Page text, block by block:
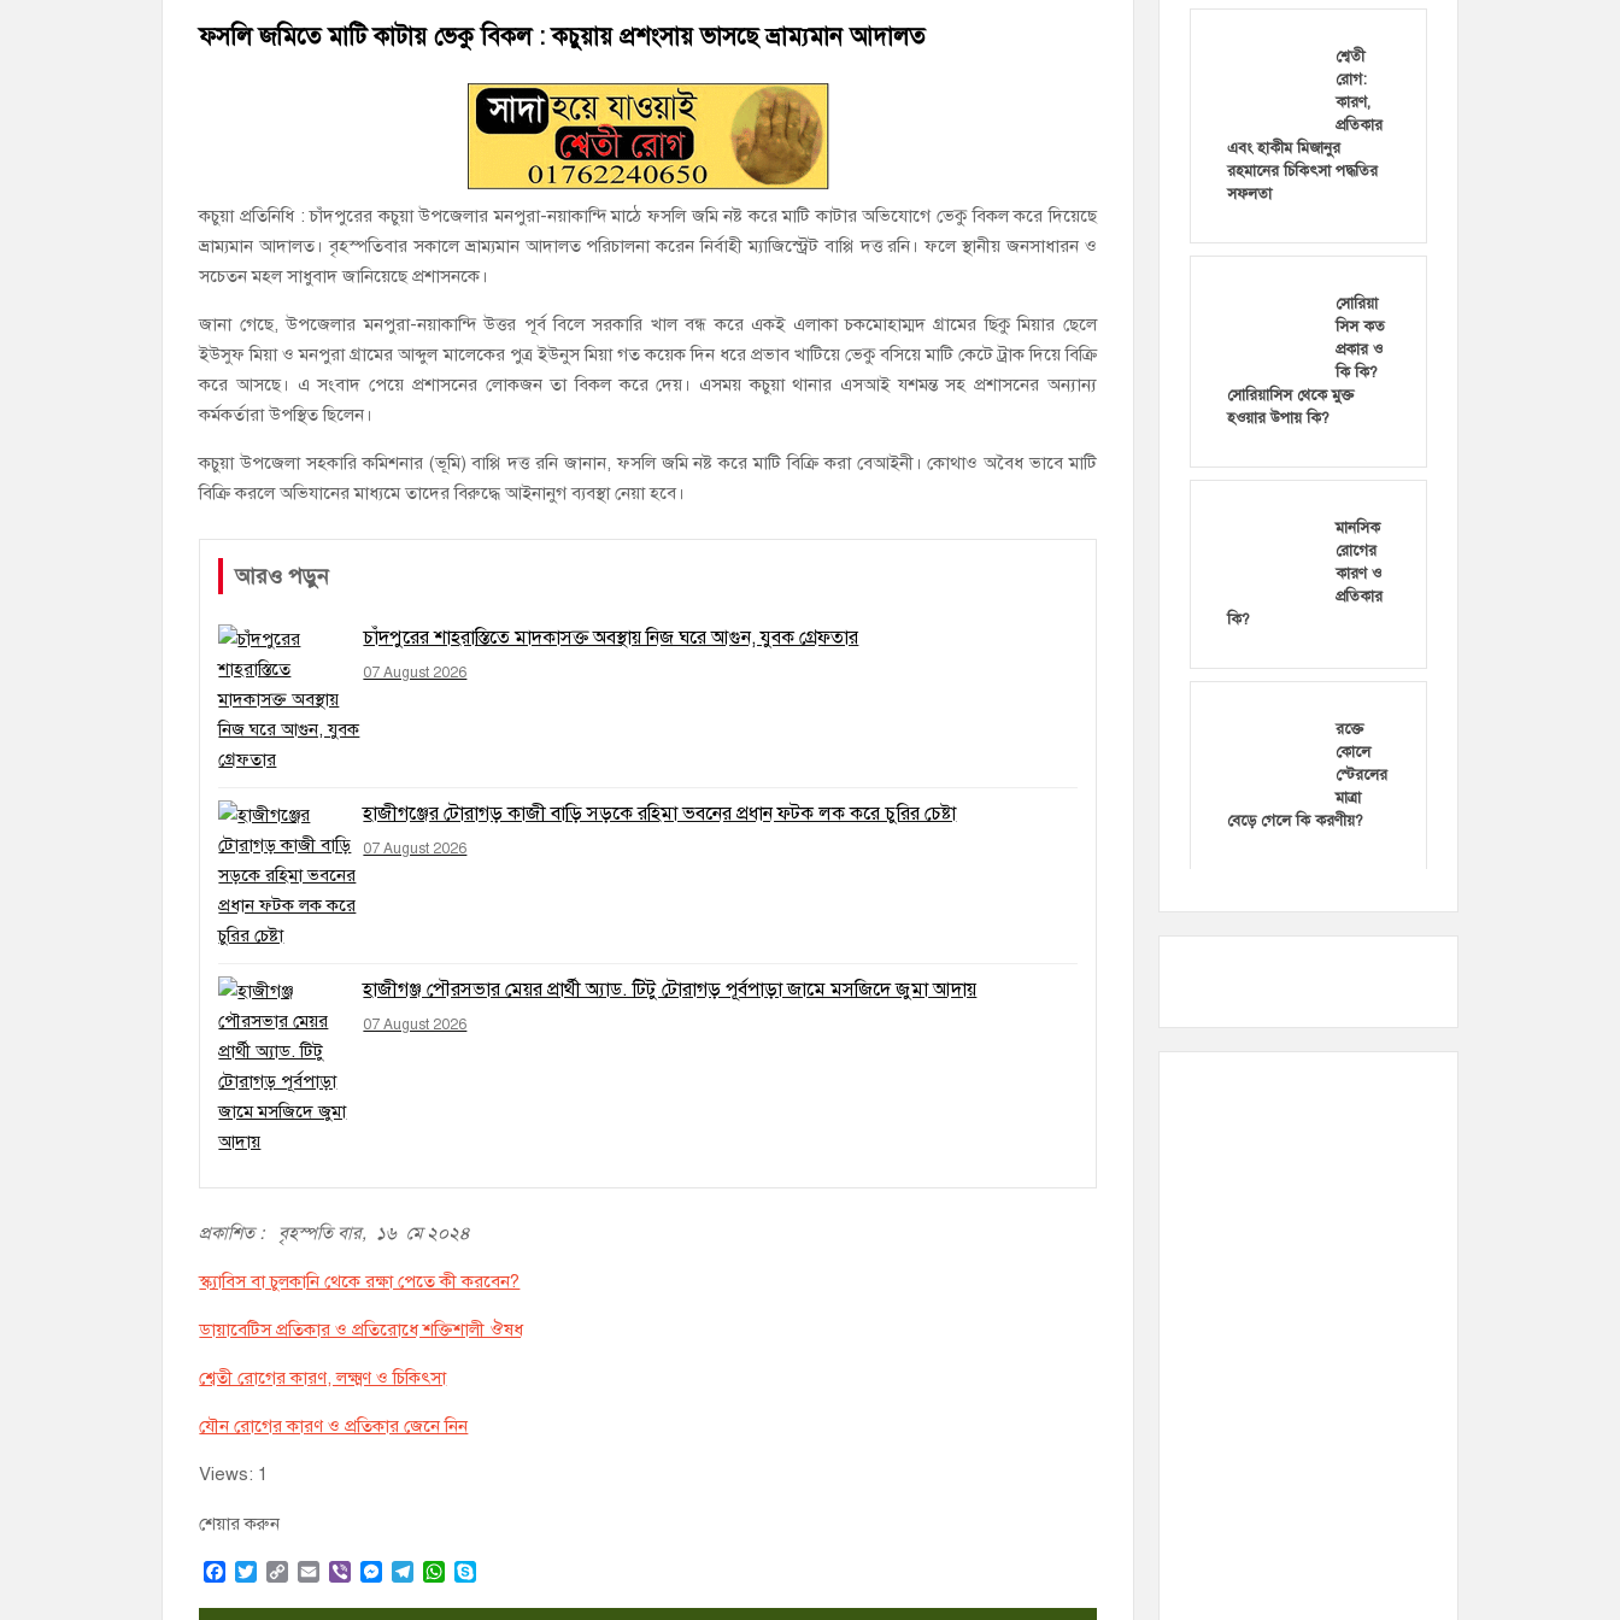
‘জনগণের ভোটে নির্বাচিত হয়ে ফরিদগঞ্জের উন্নয়নে কাজ করছি’ : আলহাজ্ব এমএ হান্নান এমপি
ফসলি জমিতে মাটি কাটায় ভেকু বিকল : কচুয়ায় প্রশংসায় ভাসছে ভ্রাম্যমান আদালত
কচুয়া প্রতিনিধি : চাঁদপুরের কচুয়া উপজেলার মনপুরা-নয়াকান্দি মাঠে ফসলি জমি নষ্ট করে মাটি কাটার অভিযোগে ভেকু বিকল করে দিয়েছে
ভ্রাম্যমান আদালত। বৃহস্পতিবার সকালে ভ্রাম্যমান আদালত পরিচালনা করেন নির্বাহী ম্যাজিস্ট্রেট বাপ্পি দত্ত রনি। ফলে স্থানীয় জনসাধারন ও
সচেতন মহল সাধুবাদ জানিয়েছে প্রশাসনকে।
জানা গেছে, উপজেলার মনপুরা-নয়াকান্দি উত্তর পূর্ব বিলে সরকারি খাল বন্ধ করে একই এলাকা চকমোহাম্মদ গ্রামের ছিকু মিয়ার ছেলে
ইউসুফ মিয়া ও মনপুরা গ্রামের আব্দুল মালেকের পুত্র ইউনুস মিয়া গত কয়েক দিন ধরে প্রভাব খাটিয়ে ভেকু বসিয়ে মাটি কেটে ট্রাক দিয়ে বিক্রি
করে আসছে। এ সংবাদ পেয়ে প্রশাসনের লোকজন তা বিকল করে দেয়। এসময় কচুয়া থানার এসআই যশমন্ত সহ প্রশাসনের অন্যান্য
কর্মকর্তারা উপস্থিত ছিলেন।
কচুয়া উপজেলা সহকারি কমিশনার (ভূমি) বাপ্পি দত্ত রনি জানান, ফসলি জমি নষ্ট করে মাটি বিক্রি করা বেআইনী। কোথাও অবৈধ ভাবে মাটি
বিক্রি করলে অভিযানের মাধ্যমে তাদের বিরুদ্ধে আইনানুগ ব্যবস্থা নেয়া হবে।
আরও পড়ুন
চাঁদপুরের শাহরাস্তিতে মাদকাসক্ত অবস্থায় নিজ ঘরে আগুন, যুবক গ্রেফতার
07 August 2026
হাজীগঞ্জের টোরাগড় কাজী বাড়ি সড়কে রহিমা ভবনের প্রধান ফটক লক করে চুরির চেষ্টা
07 August 2026
হাজীগঞ্জ পৌরসভার মেয়র প্রার্থী অ্যাড. টিটু টোরাগড় পূর্বপাড়া জামে মসজিদে জুমা আদায়
07 August 2026
প্রকাশিত : বৃহস্পতি বার, ১৬ মে ২০২৪
স্ক্যাবিস বা চুলকানি থেকে রক্ষা পেতে কী করবেন?
ডায়াবেটিস প্রতিকার ও প্রতিরোধে শক্তিশালী ঔষধ
শ্বেতী রোগের কারণ, লক্ষ্মণ ও চিকিৎসা
যৌন রোগের কারণ ও প্রতিকার জেনে নিন
Views: 1
শেয়ার করুন
F
T
C
E
V
M
T
W
শ্বেতী
রোগ:
কারণ,
প্রতিকার
এবং হাকীম মিজানুর
রহমানের চিকিৎসা পদ্ধতির
সফলতা
সোরিয়া
সিস কত
প্রকার ও
কি কি?
সোরিয়াসিস থেকে মুক্ত
হওয়ার উপায় কি?
মানসিক
রোগের
কারণ ও
প্রতিকার
কি?
রক্তে
কোলে
স্টেরলের
মাত্রা
বেড়ে গেলে কি করণীয়?